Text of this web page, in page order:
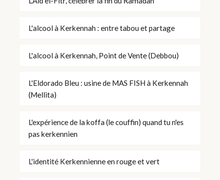
L'alcool à Kerkennah : entre tabou et partage
L'alcool à Kerkennah, Point de Vente (Debbou)
L'Eldorado Bleu : usine de MAS FISH à Kerkennah
(Mellita)
L'expérience de la koffa (le couffin) quand tu n'es
pas kerkennien
L'identité Kerkennienne en rouge et vert